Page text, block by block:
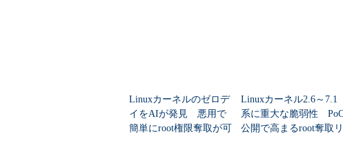
Linuxカーネルのゼロデ
イをAIが発見 悪用で
簡単にroot権限奪取が可
Linuxカーネル2.6～7.1
系に重大な脆弱性
公開で高まるroot奪取リ